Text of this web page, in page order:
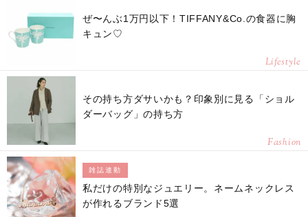
ぜ〜んぶ1万円以下！TIFFANY&Co.の食器に胸
キュン♡
Lifestyle
その持ち方ダサいかも？印象別に見る「ショル
ダーバッグ」の持ち方
Fashion
雑誌連動
私だけの特別なジュエリー。ネームネックレス
が作れるブランド5選